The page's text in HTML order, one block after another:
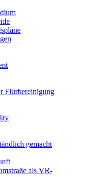
Flurbereinigung
gemacht
als VR-